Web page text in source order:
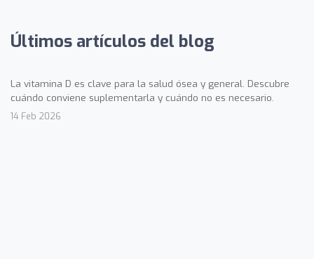
Últimos artículos del blog
La vitamina D es clave para la salud ósea y general. Descubre
cuándo conviene suplementarla y cuándo no es necesario.
14 Feb 2026